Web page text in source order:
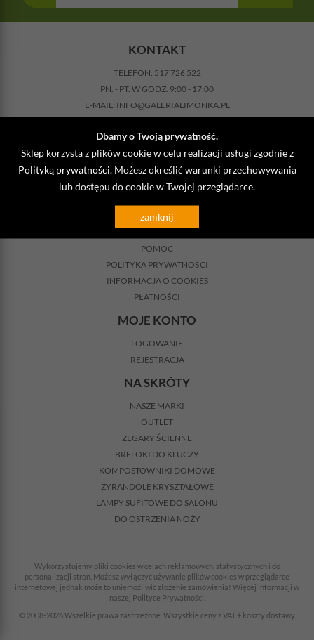
Dbamy o Twoją prywatność.
Sklep korzysta z plików cookie w celu realizacji usługi zgodnie z
Polityką prywatności . Możesz określić warunki przechowywania
lub dostępu do cookie w Twojej przeglądarce.
zamknij
KONTAKT
TELEFON: 517 726 522
PN. - PT. W GODZ. 9:00 - 17:00
E-MAIL: INFO@GALERIALIMONKA.PL
NASZ BLOG
INFORMACJE
REGULAMIN SKLEPU
ZWROTY
POMOC
POLITYKA PRYWATNOŚCI
INFORMACJA O COOKIES
PŁATNOŚCI
MOJE KONTO
LOGOWANIE
REJESTRACJA
NA SKRÓTY
NASZE MARKI
OUTLET
ZEGARY ŚCIENNE
BRELOKI DO KLUCZY
KOMPOSTOWNIKI DOMOWE
ŻYRANDOLE KRYSZTAŁOWE
LAMPY SUFITOWE DO SALONU
DO OSTRZENIA NOŻY
Wykorzystujemy pliki cookies w celach reklamowych, statystycznych i do
personalizacji stron. Możesz wyłączyć używanie plików cookies w przeglądarce
internetowej jednak może to uniemożliwić złożenie zamówienia! Więcej informacji w
naszej Polityce Prywatności.
© 2008-2026 Wszelkie prawa zastrzeżone. Wszystkie ceny z VAT + koszty dostawy.